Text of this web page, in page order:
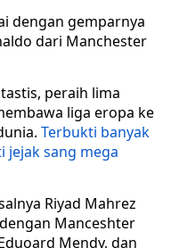
dengan gemparnya
dari Manchester
peraih lima
liga eropa ke
Terbukti banyak
sang mega
Riyad Mahrez
Manceshter
Mendy, dan